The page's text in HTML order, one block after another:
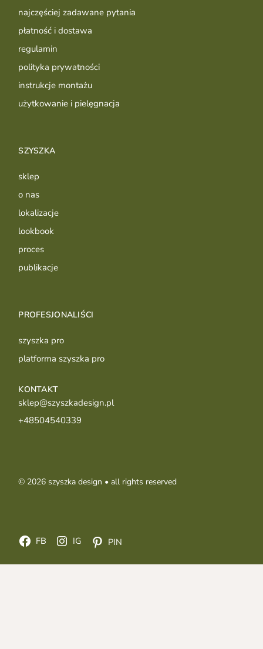
najczęściej zadawane pytania
płatność i dostawa
regulamin
polityka prywatności
instrukcje montażu
użytkowanie i pielęgnacja
SZYSZKA
sklep
o nas
lokalizacje
lookbook
proces
publikacje
PROFESJONALIŚCI
szyszka pro
platforma szyszka pro
KONTAKT
sklep@szyszkadesign.pl
+48504540339
© 2026 szyszka design • all rights reserved
FB IG PIN